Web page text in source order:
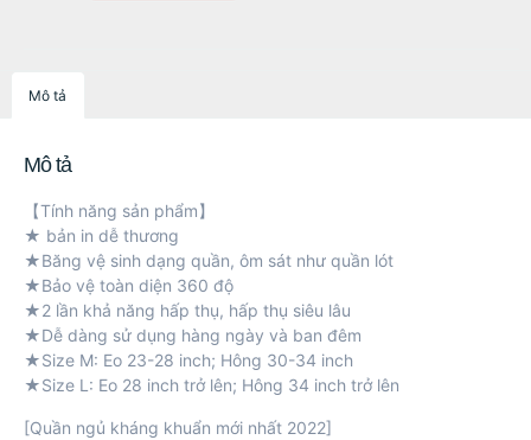
Mô tả
Mô tả
【Tính năng sản phẩm】
★ bản in dễ thương
★Băng vệ sinh dạng quần, ôm sát như quần lót
★Bảo vệ toàn diện 360 độ
★2 lần khả năng hấp thụ, hấp thụ siêu lâu
★Dễ dàng sử dụng hàng ngày và ban đêm
★Size M: Eo 23-28 inch; Hông 30-34 inch
★Size L: Eo 28 inch trở lên; Hông 34 inch trở lên
[Quần ngủ kháng khuẩn mới nhất 2022]